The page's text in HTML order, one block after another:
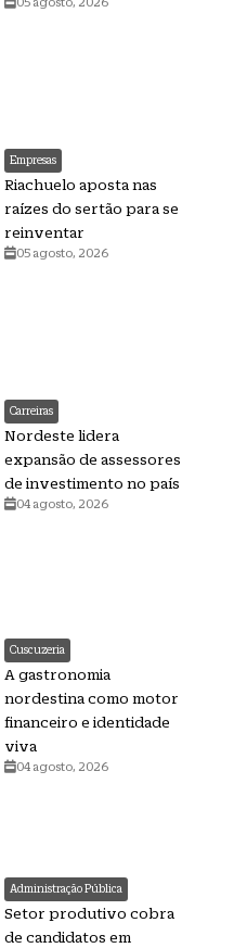
Empresas
Riachuelo aposta nas
raízes do sertão para se
reinventar
05 agosto, 2026
Carreiras
Nordeste lidera
expansão de assessores
de investimento no país
04 agosto, 2026
Cuscuzeria
A gastronomia
nordestina como motor
financeiro e identidade
viva
04 agosto, 2026
Administração Pública
Setor produtivo cobra
de candidatos em